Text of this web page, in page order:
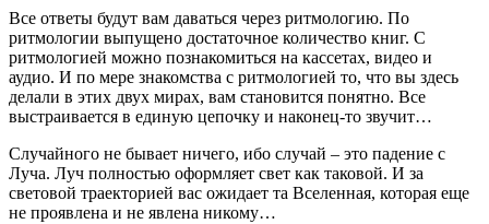
Все ответы будут вам даваться через ритмологию. По
ритмологии выпущено достаточное количество книг. С
ритмологией можно познакомиться на кассетах, видео и
аудио. И по мере знакомства с ритмологией то, что вы здесь
делали в этих двух мирах, вам становится понятно. Все
выстраивается в единую цепочку и наконец-то звучит…
Случайного не бывает ничего, ибо случай – это падение с
Луча. Луч полностью оформляет свет как таковой. И за
световой траекторией вас ожидает та Вселенная, которая еще
не проявлена и не явлена никому…